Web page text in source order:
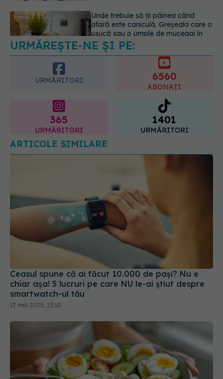
Adevărul despre tratamentul cu
doze mari de Vitamina D în cancerul
colorectal
06.08.2026, 08:06
URMĂREȘTE-NE ȘI PE:
URMĂRITORI
ABONAȚI
365
URMĂRITORI
1401
URMĂRITORI
ARTICOLE SIMILARE
Ceasul spune că ai făcut 10.000 de pași? Nu e
chiar așa! 5 lucruri pe care NU le-ai știut despre
12 mai 2025, 23:10